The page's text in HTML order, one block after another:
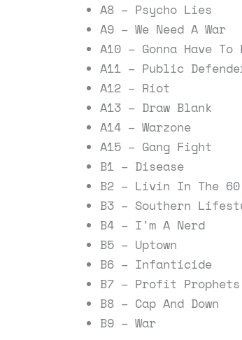
A8 – Psycho Lies
A9 – We Need A War
A10 – Gonna Have
A11 – Public
A12 – Riot
A13 – Draw Blank
A14 – Warzone
A15 – Gang Fight
B1 – Disease
B2 – Livin In The
B3 – Southern
B4 – I'm A Nerd
B5 – Uptown
B6 – Infanticide
B7 – Profit Prophets
B8 – Cap And Down
B9 – War